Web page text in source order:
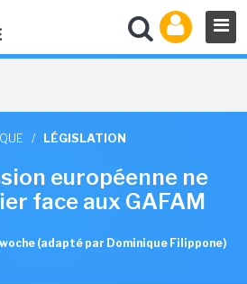
/ LÉGISLATION
européenne ne
face aux GAFAM
(adapté par Dominique Filippone)